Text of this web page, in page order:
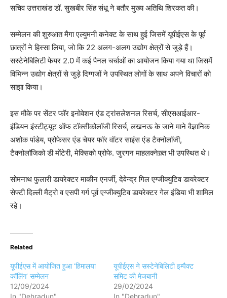
सचिव उत्तराखंड डॉ. सुखबीर सिंह संधू ने बतौर मुख्य अतिथि शिरकत की।
सम्मेलन की शुरुआत मैगा एल्युमनी कनेक्ट के साथ हुई जिसमें यूपीईएस के पूर्व
छात्रों ने हिस्सा लिया, जो कि 22 अलग-अलग उद्योग क्षेत्रों से जुड़े हैं।
सस्टेनेबिलिटी फेयर 2.0 में कई पैनल चर्चाओं का आयोजन किया गया था जिसमें
विभिन्न उद्योग क्षेत्रों से जुड़े दिग्गजों ने उपस्थित लोगों के साथ अपने विचारों को
साझा किया।
इस मौके पर सेंटर फॉर इनोवेशन एंड ट्रांसलेशनल रिसर्च, सीएसआईआर-
इंडियन इंस्टीट्यूट ऑफ टॉक्सीकोलॉजी रिसर्च, लखनऊ के जाने माने वैज्ञानिक
अशोक पांडेय, प्रोफेसर एंड चेयर फॉर वॉटर साइंस एंड टैक्नोलॉजी,
टैक्नोलॉजिको डी मोंटेरी, मेक्सिको प्रोफे. जुरगन माहलक्नेख़्त भी उपस्थित थे।
सोमनाथ फुलारी डायरेक्टर माकीन एनर्जी, देवेन्द्र गिल एग्जीक्युटिव डायरेक्टर
सेफ्टी दिल्ली मैट्रो व एसपी गर्ग पूर्व एग्जीक्युटिव डायरेक्टर गेल इंडिया भी शामिल
रहे।
Related
यूपीईएस में आयोजित हुआ ‘हिमालया
कॉलिंग’ सम्मेलन
12/09/2024
In "Dehradun"
यूपीईएस ने सस्टेनेबिलिटी इम्पैक्ट
समिट की मेजबानी
29/02/2024
In "Dehradun"